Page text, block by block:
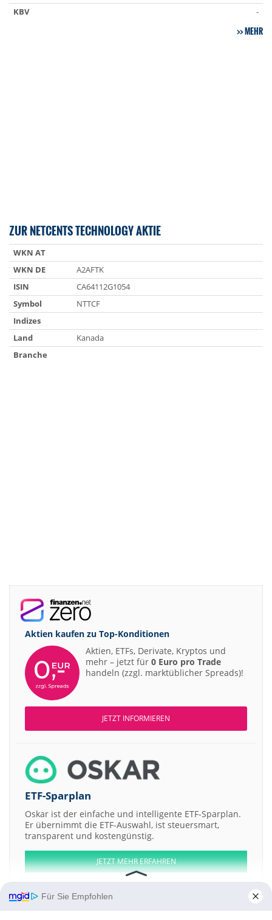
KBV
-
MEHR
ZUR NETCENTS TECHNOLOGY AKTIE
WKN AT
WKN DE
A2AFTK
ISIN
CA64112G1054
Symbol
NTTCF
Indizes
Land
Kanada
Branche
Aktien kaufen zu Top-Konditionen
Aktien, ETFs, Derivate, Kryptos und
mehr – jetzt für 0 Euro pro Trade
handeln (zzgl. marktüblicher Spreads)!
JETZT INFORMIEREN
ETF-Sparplan
Oskar ist der einfache und intelligente ETF-Sparplan.
Er übernimmt die ETF-Auswahl, ist steuersmart,
transparent und kostengünstig.
JETZT MEHR ERFAHREN
Für Sie Empfohlen